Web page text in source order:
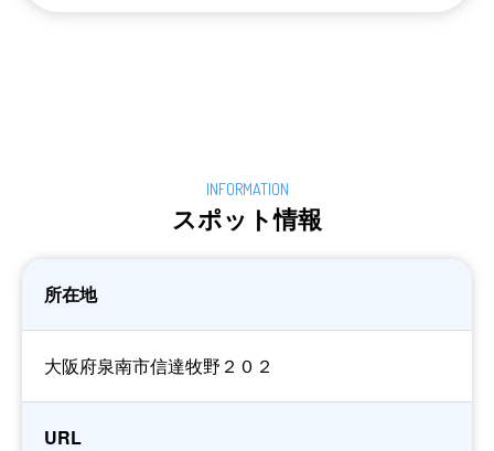
スポット情報
所在地
大阪府泉南市信達牧野２０２
URL